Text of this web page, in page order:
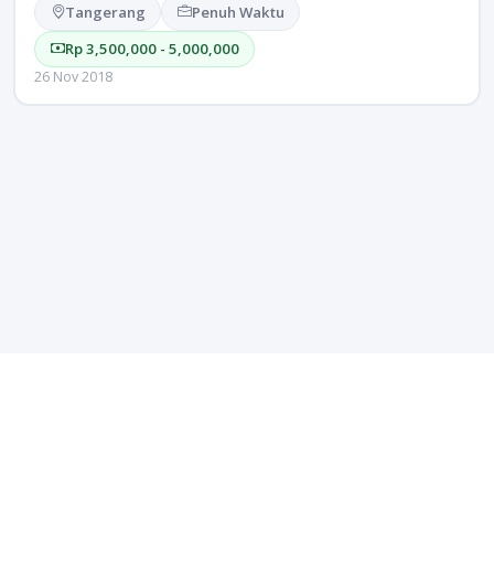
Tangerang
Penuh Waktu
Rp 3,500,000 - 5,000,000
26 Nov 2018